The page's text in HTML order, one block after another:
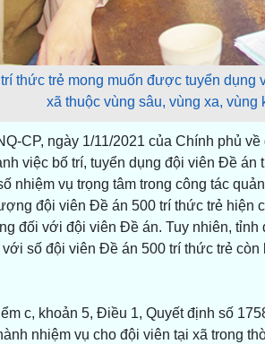
thức trẻ mong muốn được tuyển dụng
xã thuộc vùng sâu, vùng xa, vùng
CP, ngày 1/11/2021 của Chính phủ
việc bố trí, tuyển dụng đội viên Đề
nhiệm vụ trọng tâm trong công tác
đội viên Đề án 500 trí thức trẻ hiện
đối với đội viên Đề án. Tuy nhiên,
số đội viên Đề án 500 trí thức trẻ
c, khoản 5, Điều 1, Quyết định số
nhiệm vụ cho đội viên tại xã trong